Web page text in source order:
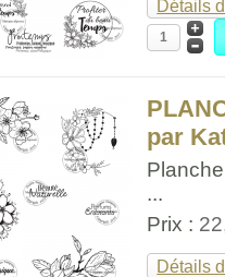
Détails
par
...
Prix :
Détails